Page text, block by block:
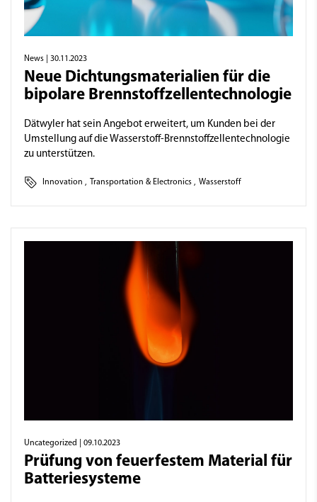
News | 30.11.2023
Neue Dichtungs­materialien für die
bipolare Brennstoff­zellen­technologie
Dätwyler hat sein Angebot erweitert, um Kunden bei der
Umstellung auf die Wasserstoff-Brennstoffzellentechnologie
zu unterstützen.
Innovation , Transportation & Electronics , Wasserstoff
Uncategorized | 09.10.2023
Prüfung von feuerfestem Material für
Batteriesysteme